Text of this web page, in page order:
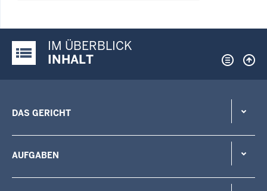
Justiz-Portal im Überblick:
IM ÜBERBLICK
INHALT
DAS GERICHT
AUFGABEN